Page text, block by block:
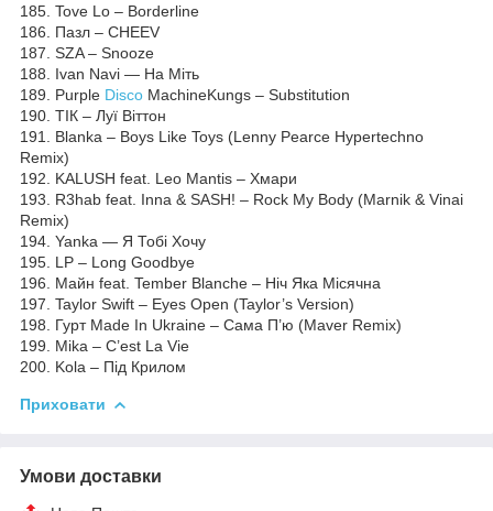
185. Tove Lo – Borderline
186. Пазл – CHEEV
187. SZA – Snooze
188. Ivan Navi — На Міть
189. Purple Disco MachineKungs – Substitution
190. ТІК – Луї Віттон
191. Blanka – Boys Like Toys (Lenny Pearce Hypertechno
Remix)
192. KALUSH feat. Leo Mantis – Хмари
193. R3hab feat. Inna & SASH! – Rock My Body (Marnik & Vinai
Remix)
194. Yanka — Я Тобі Хочу
195. LP – Long Goodbye
196. Майн feat. Tember Blanche – Ніч Яка Місячна
197. Taylor Swift – Eyes Open (Taylor’s Version)
198. Гурт Made In Ukraine – Сама П’ю (Maver Remix)
199. Mika – C’est La Vie
200. Kola – Під Крилом
Приховати
Умови доставки